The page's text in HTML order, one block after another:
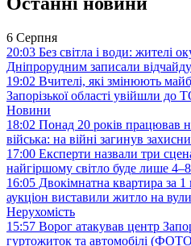
6 Серпня
20:03 Без світла і води: жителі
Дніпрорудним записали
19:02 Вчителі, які змінюють
Запорізької області увійшли
Новини
18:02 Понад 20 років працював
війська: на війні загинув
17:00 Експерти назвали три
найгіршому світло буде лише
16:05 Двокімнатна квартира за
аукціон виставили житло на
Нерухомість
15:57 Ворог атакував центр
гуртожиток та автомобілі